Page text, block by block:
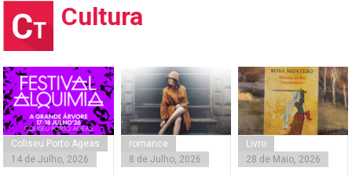
Cultura
Coliseu Porto Ageas
14 de Julho, 2026
romance
8 de Julho, 2026
Livro
28 de Maio, 2026